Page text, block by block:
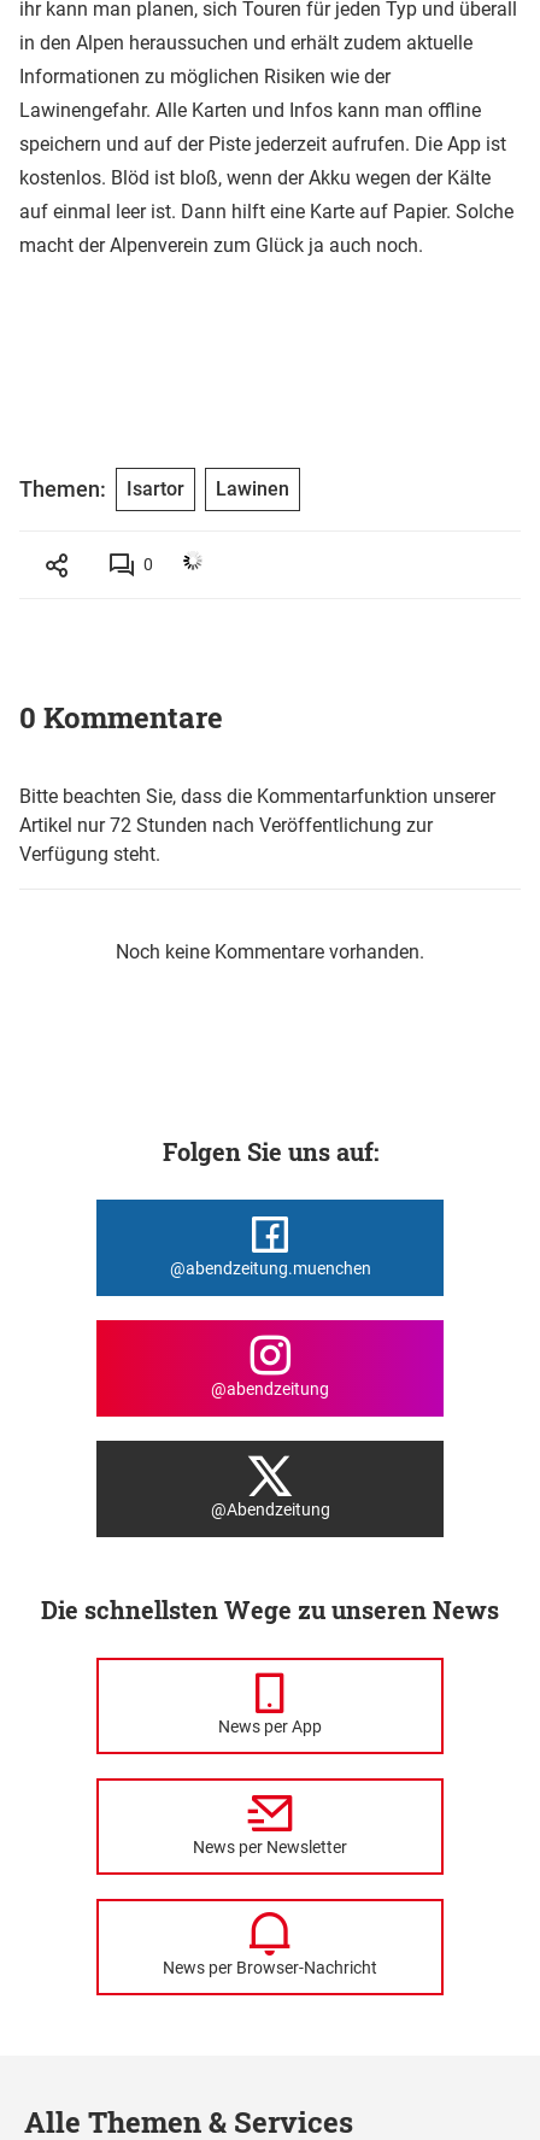
ihr kann man planen, sich Touren für jeden Typ und überall
in den Alpen heraussuchen und erhält zudem aktuelle
Informationen zu möglichen Risiken wie der
Lawinengefahr. Alle Karten und Infos kann man offline
speichern und auf der Piste jederzeit aufrufen. Die App ist
kostenlos. Blöd ist bloß, wenn der Akku wegen der Kälte
auf einmal leer ist. Dann hilft eine Karte auf Papier. Solche
macht der Alpenverein zum Glück ja auch noch.
Themen: Isartor Lawinen
0
0 Kommentare
Bitte beachten Sie, dass die Kommentarfunktion unserer
Artikel nur 72 Stunden nach Veröffentlichung zur
Verfügung steht.
Noch keine Kommentare vorhanden.
Folgen Sie uns auf:
@abendzeitung.muenchen
@abendzeitung
@Abendzeitung
Die schnellsten Wege zu unseren News
News per App
News per Newsletter
News per Browser-Nachricht
Alle Themen & Services